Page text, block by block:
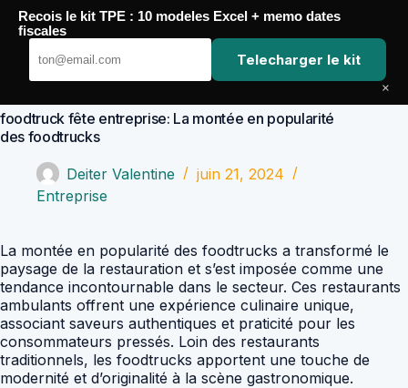
Passer
contenu
Comptabilité Job
foodtruck fête entreprise: La montée en popularité
des foodtrucks
Deiter Valentine
juin 21, 2024
Entreprise
La montée en popularité des foodtrucks a transformé le
paysage de la restauration et s’est imposée comme une
tendance incontournable dans le secteur. Ces restaurants
ambulants offrent une expérience culinaire unique,
associant saveurs authentiques et praticité pour les
consommateurs pressés. Loin des restaurants
traditionnels, les foodtrucks apportent une touche de
modernité et d’originalité à la scène gastronomique.
Recois le kit TPE : 10 modeles Excel + memo dates
fiscales
Telecharger le kit
×